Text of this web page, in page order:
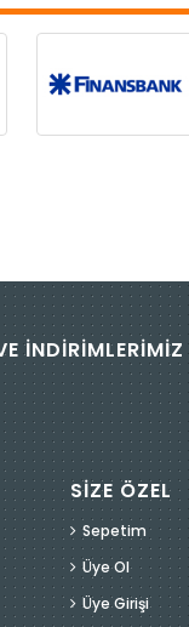
SİZE ÖZEL
Sepetim
Üye Ol
Üye Girişi